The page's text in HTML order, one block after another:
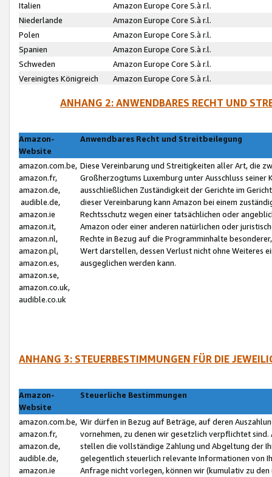
Italien
Amazon Europe Core S.à r.l.
Niederlande
Amazon Europe Core S.à r.l.
Polen
Amazon Europe Core S.à r.l.
Spanien
Amazon Europe Core S.à r.l.
Schweden
Amazon Europe Core S.à r.l.
Vereinigtes Königreich
Amazon Europe Core S.à r.l.
ANHANG 2: ANWENDBARES RECHT UND
Amazon-
Website
Anwendbares Recht und Streitbeilegung
amazon.com.be,
amazon.fr,
amazon.de,
audible.de,
amazon.ie
amazon.it,
amazon.nl,
amazon.pl,
amazon.es,
amazon.se,
amazon.co.uk,
audible.co.uk
Diese Vereinbarung und Streitigkeiten aller Art, die
Großherzogtums Luxemburg unter Ausschluss
ausschließlichen Zuständigkeit der Gerichte im
dieser Vereinbarung kann Amazon bei einem
Rechtsschutz wegen einer tatsächlichen oder
Amazon oder einer anderen natürlichen oder
Rechte in Bezug auf die Programminhalte
Wert darstellen, dessen Verlust nicht ohne Weiteres
ausgeglichen werden kann.
ANHANG 3: STEUERBESTIMMUNGEN FÜR DIE
Amazon-
Website
Steuerliche Bestimmungen
amazon.com.be,
amazon.fr,
amazon.de,
audible.de,
amazon.ie
Wir dürfen in Bezug auf Beträge, auf deren
vornehmen, zu denen wir gesetzlich verpflichtet
stellen die vollständige Zahlung und Abgeltung der
gelegentlich steuerlich relevante Informationen von
Anfrage nicht vorlegen, können wir (kumulativ zu